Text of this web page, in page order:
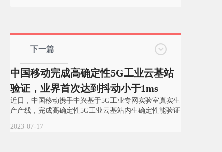
下一篇
中国移动完成高确定性5G工业云基站
验证，业界首次达到抖动小于1ms
近日，中国移动携手中兴基于5G工业专网实验室真实生
产产线，完成高确定性5G工业云基站内生确定性能验证
2023-07-17